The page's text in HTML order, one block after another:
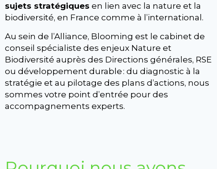
sujets stratégiques en lien avec la nature et la
biodiversité, en France comme à l’international.
Au sein de l’Alliance, Blooming est le cabinet de
conseil spécialiste des enjeux Nature et
Biodiversité auprès des Directions générales, RSE
ou développement durable : du diagnostic à la
stratégie et au pilotage des plans d’actions, nous
sommes votre point d’entrée pour des
accompagnements experts.